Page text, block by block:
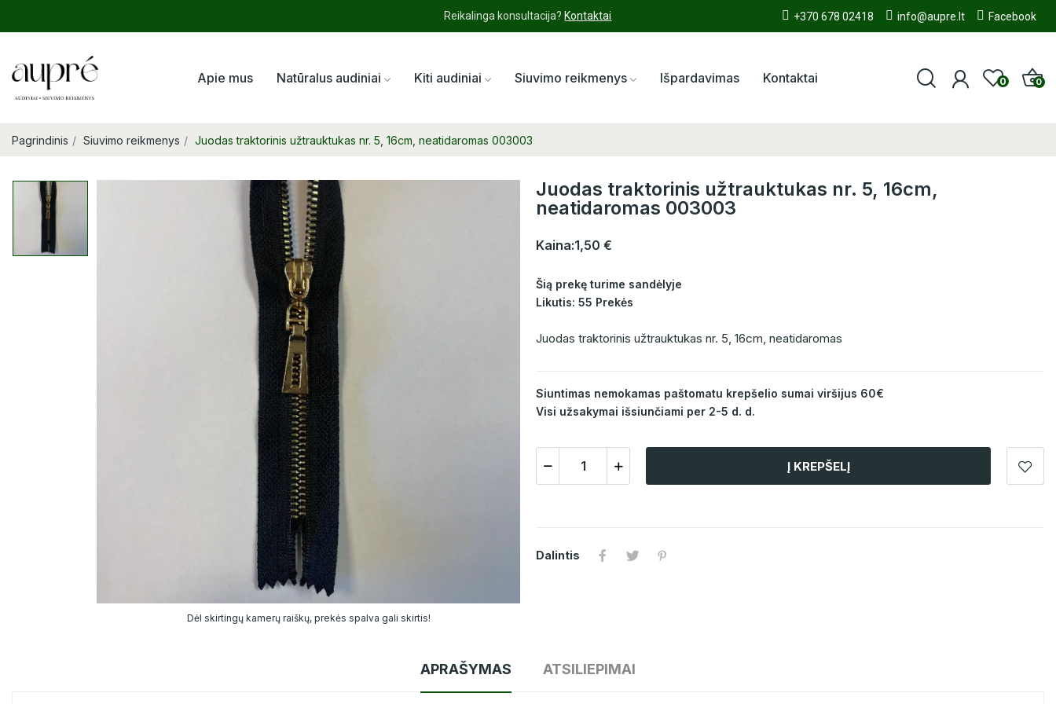
Reikalinga konsultacija? Kontaktai +370 678 02418 info@aupre.lt Facebook
Apie mus Natūralus audiniai Kiti audiniai Siuvimo reikmenys Išpardavimas Kontaktai 0 0
Pagrindinis Siuvimo reikmenys Juodas traktorinis užtrauktukas nr. 5, 16cm, neatidaromas 003003
Dėl skirtingų kamerų raiškų, prekės spalva gali skirtis!
Juodas traktorinis užtrauktukas nr. 5, 16cm,
neatidaromas 003003
Kaina:1,50 €
Šią prekę turime sandėlyje
Likutis: 55 Prekės
Juodas traktorinis užtrauktukas nr. 5, 16cm, neatidaromas
Siuntimas nemokamas paštomatu krepšelio sumai viršijus 60€
Visi užsakymai išsiunčiami per 2-5 d. d.
Į KREPŠELĮ
Dalintis
APRAŠYMAS ATSILIEPIMAI